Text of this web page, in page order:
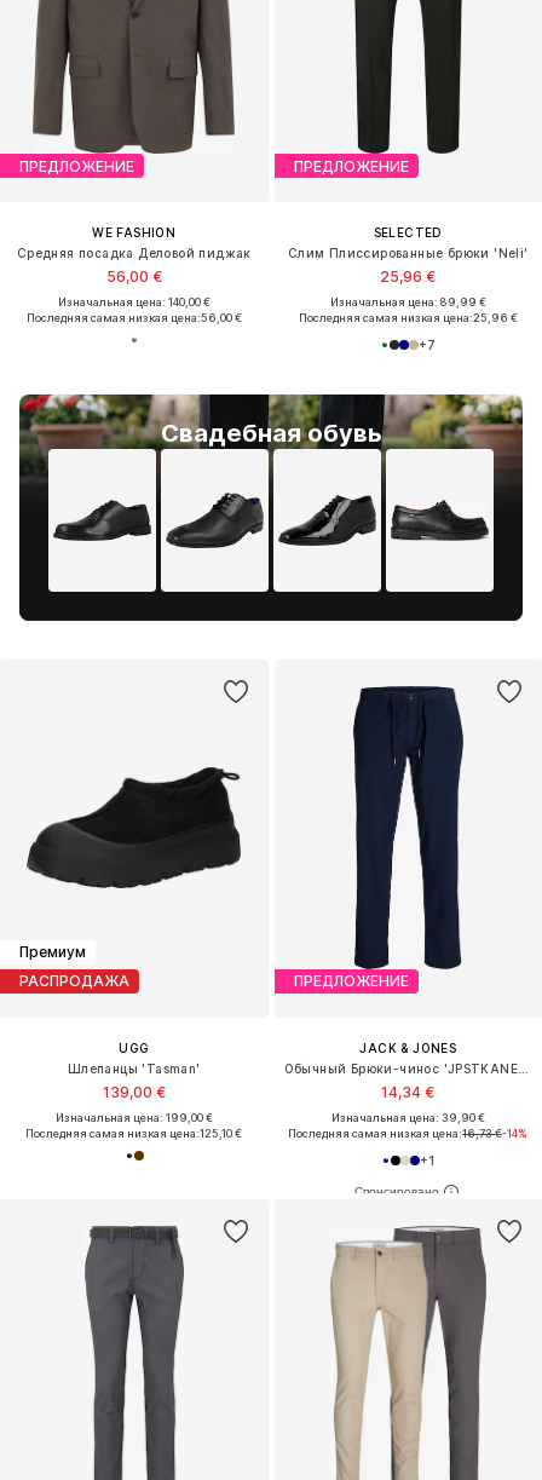
ПРЕДЛОЖЕНИЕ
WE FASHION
Средняя посадка Деловой пиджак
56,00 €
Изначальная цена: 140,00 €
Последняя самая низкая цена:56,00 €
Свадебная обувь
ПРЕДЛОЖЕНИЕ
SELECTED
Слим Плиссированные брюки 'Neli'
25,96 €
Изначальная цена: 89,99 €
Последняя самая низкая цена:25,96 €
+7
Премиум
РАСПРОДАЖА
UGG
Шлепанцы 'Tasman'
139,00 €
Изначальная цена: 199,00 €
Последняя самая низкая цена:125,10 €
ПРЕДЛОЖЕНИЕ
JACK & JONES
14,34 €
Изначальная цена: 39,90 €
Последняя самая низкая цена:16,73 €-14%
+1